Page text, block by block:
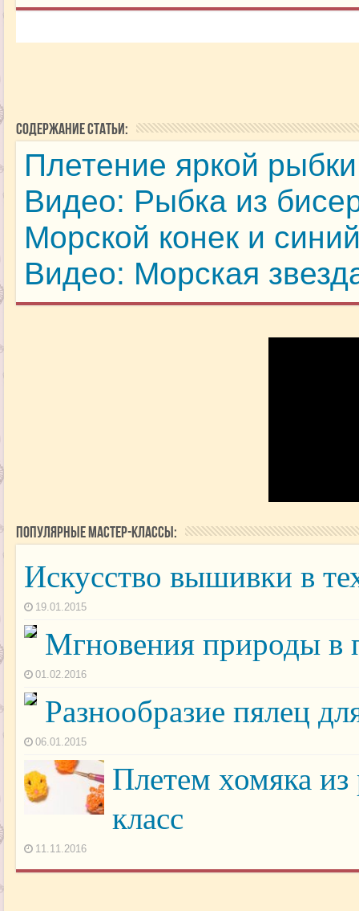
Содержание статьи:
Плетение яркой рыбки
Видео: Рыбка из
Морской конек и
Видео: Морская
Популярные мастер-классы:
Искусство вышивки в
19.01.2015
Мгновения природы в
01.02.2016
Разнообразие пялец
06.01.2015
Плетем хомяка
класс
11.11.2016